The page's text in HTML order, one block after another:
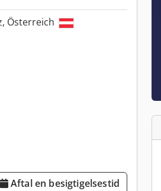
Österreich
Aftal en besigtigelsestid